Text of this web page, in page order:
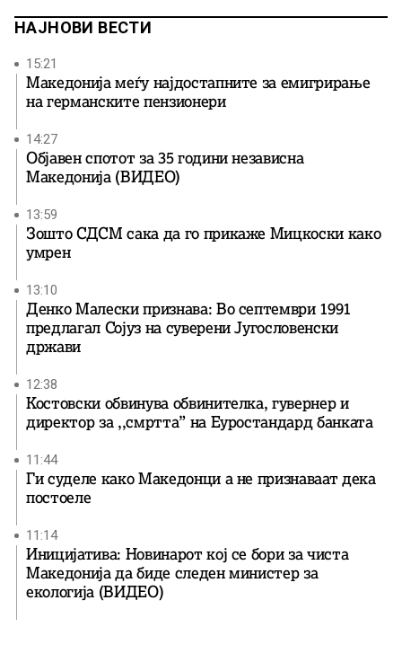
НАЈНОВИ ВЕСТИ
15:21
Македонија меѓу најдостапните за емигрирање
на германските пензионери
14:27
Објавен спотот за 35 години независна
Македонија (ВИДЕО)
13:59
Зошто СДСМ сака да го прикаже Мицкоски како
умрен
13:10
Денко Малески признава: Во септември 1991
предлагал Сојуз на суверени Југословенски
држави
12:38
Костовски обвинува обвинителка, гувернер и
директор за ,,смртта” на Еуростандард банката
11:44
Ги суделе како Македонци а не признаваат дека
постоеле
11:14
Иницијатива: Новинарот кој се бори за чиста
Македонија да биде следен министер за
екологија (ВИДЕО)